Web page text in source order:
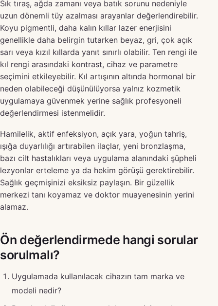
Sık tıraş, ağda zamanı veya batık sorunu nedeniyle
uzun dönemli tüy azalması arayanlar değerlendirebilir.
Koyu pigmentli, daha kalın kıllar lazer enerjisini
genellikle daha belirgin tutarken beyaz, gri, çok açık
sarı veya kızıl kıllarda yanıt sınırlı olabilir. Ten rengi ile
kıl rengi arasındaki kontrast, cihaz ve parametre
seçimini etkileyebilir. Kıl artışının altında hormonal bir
neden olabileceği düşünülüyorsa yalnız kozmetik
uygulamaya güvenmek yerine sağlık profesyoneli
değerlendirmesi istenmelidir.
Hamilelik, aktif enfeksiyon, açık yara, yoğun tahriş,
ışığa duyarlılığı artırabilen ilaçlar, yeni bronzlaşma,
bazı cilt hastalıkları veya uygulama alanındaki şüpheli
lezyonlar erteleme ya da hekim görüşü gerektirebilir.
Sağlık geçmişinizi eksiksiz paylaşın. Bir güzellik
merkezi tanı koyamaz ve doktor muayenesinin yerini
alamaz.
Ön değerlendirmede hangi sorular
sorulmalı?
Uygulamada kullanılacak cihazın tam marka ve
modeli nedir?